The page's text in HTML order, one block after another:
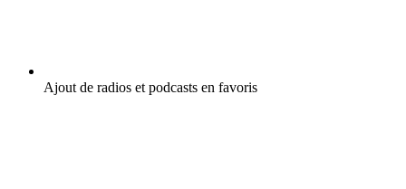
Ajout de radios et podcasts en favoris